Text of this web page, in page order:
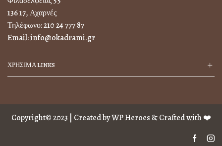
136 17, Αχαρνές
Τηλέφωνο:210 24 777 87
Email:info@okadrami.gr
ΧΡΗΣΙΜΑ LINKS
Copyright© 2023 | Created byWP Heroes & Crafted with ❤️